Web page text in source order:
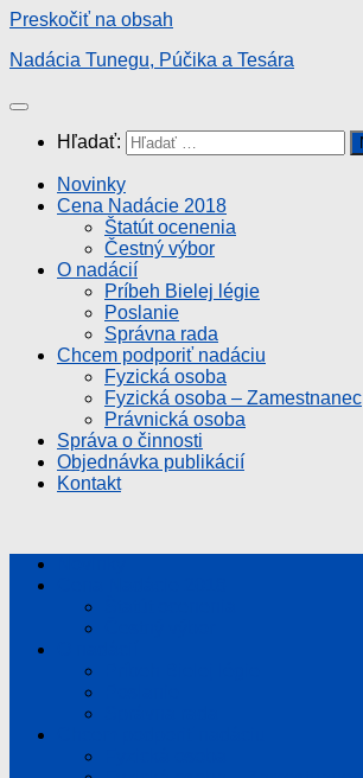
Preskočiť na obsah
Nadácia Tunegu, Púčika a Tesára
Hľadať:
Novinky
Cena Nadácie 2018
Štatút ocenenia
Čestný výbor
O nadácií
Príbeh Bielej légie
Poslanie
Správna rada
Chcem podporiť nadáciu
Fyzická osoba
Fyzická osoba – Zamestnanec
Právnická osoba
Správa o činnosti
Objednávka publikácií
Kontakt